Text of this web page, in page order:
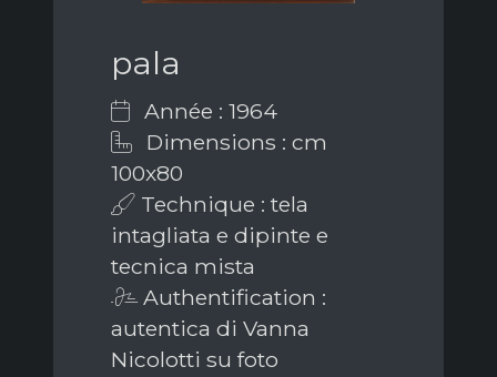
pala
Année : 1964
Dimensions : cm
100x80
Technique : tela
intagliata e dipinte e
tecnica mista
Authentification :
autentica di Vanna
Nicolotti su foto